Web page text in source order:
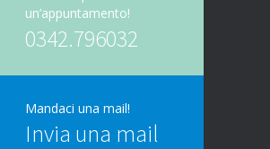
un’appuntamento!
0342.796032
Mandaci una mail!
Invia una mail